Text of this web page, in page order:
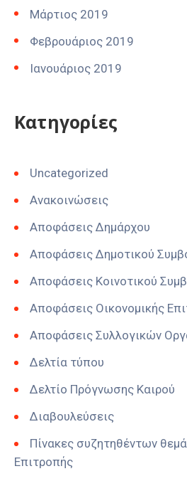
Μάρτιος 2019
Φεβρουάριος 2019
Ιανουάριος 2019
Kατηγορίες
Uncategorized
Ανακοινώσεις
Αποφάσεις Δημάρχου
Αποφάσεις Δημοτικού
Αποφάσεις Κοινοτικού
Αποφάσεις Οικονομικής
Αποφάσεις Συλλογικών
Δελτία τύπου
Δελτίο Πρόγνωσης Καιρού
Διαβουλεύσεις
Πίνακες συζητηθέντων
Επιτροπής